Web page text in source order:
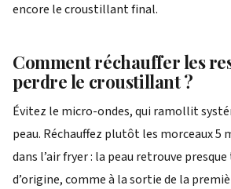
encore le croustillant final.
Comment réchauffer les
perdre le croustillant ?
Évitez le micro-ondes, qui ramollit
peau. Réchauffez plutôt les morceaux 5
dans l’air fryer : la peau retrouve
d’origine, comme à la sortie de la